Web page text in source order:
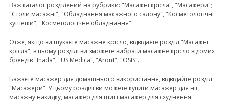
Важ каталог розділений на рубрики: "Масажні крісла", "Масажери";
"Столи масажні", "Обладнання масажного салону", "Косметологічні
кушетки", "Косметологічне обладнання".
Отже, якщо ви шукаєте масажне крісло, відвідаєте розділ "Масажні
крісла", в цьому розділі ви зможете вибрати масажне крісло відомих
брендів "Inada", "US Medica", "Aront", "OSIS".
Бажаєте масажер для домашнього використання, відвідайте розділ
"Масажери". У цьому розділі ви можете купити масажер для ніг,
масажну накидку, масажер для шиї і масажер для схуднення.